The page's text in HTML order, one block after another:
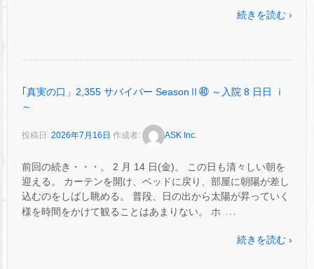
続きを読む ›
｢真実の口」2,355 サバイバー SeasonⅡ㊵ ～入院 8 日日 ⅰ
～
投稿日: 2026年7月16日 作成者: ASK Inc.
前回の続き・・・。 2 月 14 日(金)。 この日も清々しい朝を
迎える。 カーテンを開け、ベッドに戻り、部屋に朝陽が差し
込むのをしばし眺める。 普段、日の出から太陽が昇っていく
様を時間をかけて観ることはあまりない。 ホ …
続きを読む ›